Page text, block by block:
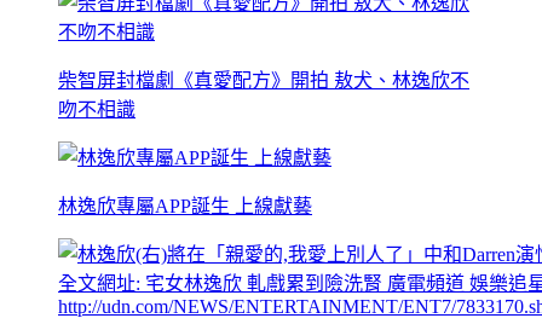
柴智屏封檔劇《真愛配方》開拍 敖犬、林逸欣不
吻不相識
林逸欣專屬APP誕生 上線獻藝